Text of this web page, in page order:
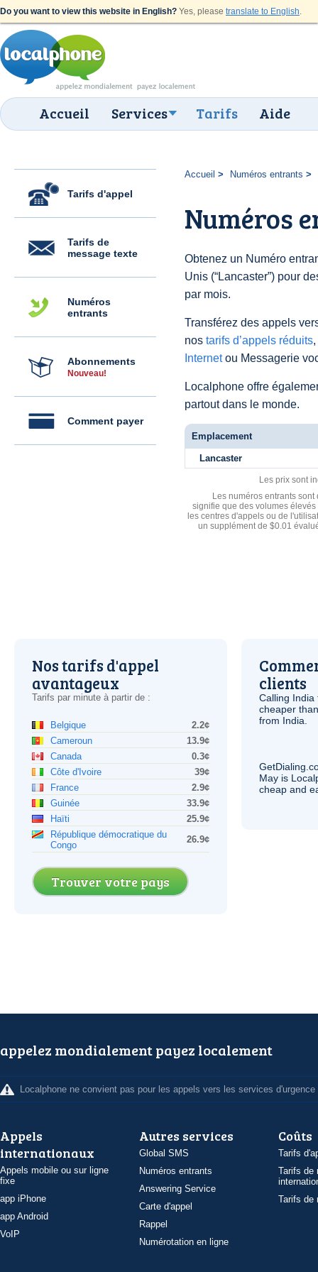
Do you want to view this website in English? Yes, please translate to English.
Accueil Services Tarifs Aide
Tarifs d'appel
Tarifs de
message texte
Numéros
entrants
Abonnements
Nouveau!
Comment payer
Accueil Numéros entrants
Numéros
Obtenez un Numéro
Unis (“Lancaster”) pour
par mois.
Transférez des appels
nos tarifs d’appels réduits
Internetou Messagerie
Localphone offre
partout dans le monde.
Emplacement
Lancaster
Les prix sont
Les numéros entrants
signifie que des volumes
les centres d'appels ou de
un supplément de $0.01
Nos tarifs d'appel
avantageux
Tarifs par minute à partir de :
Belgique
2.2¢
Cameroun
13.9¢
Canada
0.3¢
Côte d'Ivoire
39¢
France
2.9¢
Guinée
33.9¢
Haïti
25.9¢
République démocratique du
Congo
26.9¢
Trouver votre pays
clients
Calling
cheaper
from India.
May is
cheap and
appelez mondialement payez localement
Localphone ne convient pas pour les appels vers les services d'urgence
Appels
internationaux
Appels mobile ou sur ligne
fixe
app iPhone
app Android
VoIP
Autres services
Global SMS
Numéros entrants
Answering Service
Carte d'appel
Rappel
Numérotation en ligne
Coûts
Tarifs
Tarifs de
Tarifs de